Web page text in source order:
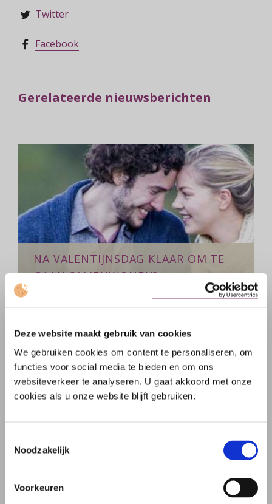
Deze website maakt gebruik van cookies
We gebruiken cookies om content te personaliseren, om
functies voor social media te bieden en om ons
websiteverkeer te analyseren. U gaat akkoord met onze
cookies als u onze website blijft gebruiken.
Noodzakelijk
Voorkeuren
Twitter
Facebook
Gerelateerde nieuwsberichten
NA VALENTIJNSDAG KLAAR OM TE
GAAN SAMENWONEN?
Lees meerover
Na
Valentijnsdag
klaar